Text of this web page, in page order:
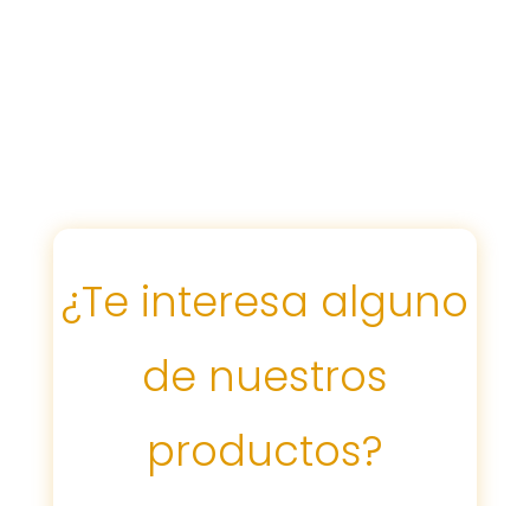
¿Te interesa alguno
de nuestros
productos?